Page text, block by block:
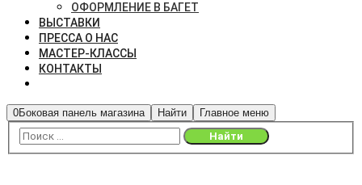
ОФОРМЛЕНИЕ В БАГЕТ
ВЫСТАВКИ
ПРЕССА О НАС
МАСТЕР-КЛАССЫ
КОНТАКТЫ
0Боковая панель магазина Найти Главное меню